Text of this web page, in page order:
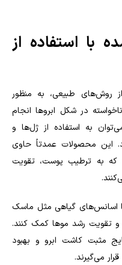
با استفاده از
روش‌های طبیعی، به منظور
در شکل ابروها انجام
به استفاده از ژل‌ها و
این محصولات عمدتاً حاوی
که به ترطیب پوست، تقویت
اسانس‌های گیاهی مثل ماسک
و تقویت رشد موها کمک کنند.
مثبت کاشت ابرو و بهبود
می‌گیرند.